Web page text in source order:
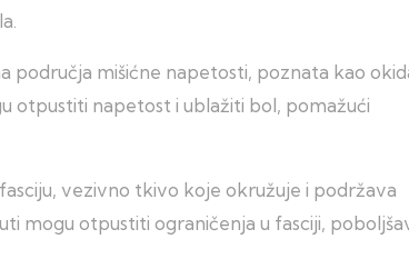
područja mišićne napetosti, poznata kao
otpustiti napetost i ublažiti bol, pomažući
vezivno tkivo koje okružuje i podržava
mogu otpustiti ograničenja u fasciji,